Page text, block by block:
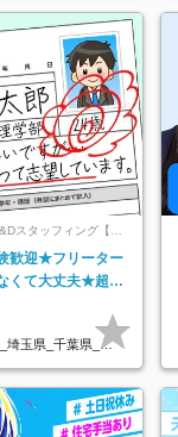
スタッフィング【リ
歓迎★フリーター
くて大丈夫★超大
埼玉県_千葉県_大